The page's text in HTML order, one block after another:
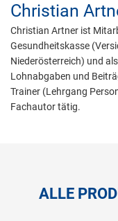
Christian
Christian Artner ist
Gesundheitskasse
Niederösterreich) und
Lohnabgaben und
Trainer (Lehrgang
Fachautor tätig.
ALLE